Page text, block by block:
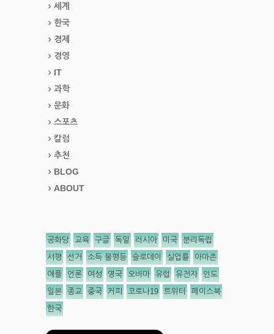
세계
한국
경제
경영
IT
과학
문화
스포츠
칼럼
추천
BLOG
ABOUT
공화당 교육 구글 독일 러시아 미국 분리독립
서평 선거 소득 불평등 슬로데이 실업률 아마존
애플 언론 여성 영국 오바마 유럽 유전자 인도
일본 종교 중국 커피 코로나19 트위터 페이스북
한국